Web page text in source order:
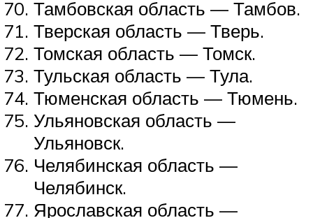
Тамбовская область — Тамбов.
Тверская область — Тверь.
Томская область — Томск.
Тульская область — Тула.
Тюменская область — Тюмень.
Ульяновская область —
Ульяновск.
Челябинская область —
Челябинск.
Ярославская область —